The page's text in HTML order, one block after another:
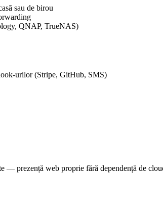
sau de birou
QNAP, TrueNAS)
urilor (Stripe, GitHub, SMS)
— prezență web proprie fără dependență de